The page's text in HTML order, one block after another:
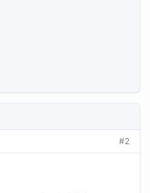
#2